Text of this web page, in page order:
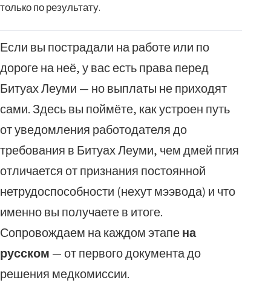
только по результату.
Если вы пострадали на работе или по
дороге на неё, у вас есть права перед
Битуах Леуми — но выплаты не приходят
сами. Здесь вы поймёте, как устроен путь
от уведомления работодателя до
требования в Битуах Леуми, чем дмей пгия
отличается от признания постоянной
нетрудоспособности (нехут мээвода) и что
именно вы получаете в итоге.
Сопровождаем на каждом этапена
русском — от первого документа до
решения медкомиссии.